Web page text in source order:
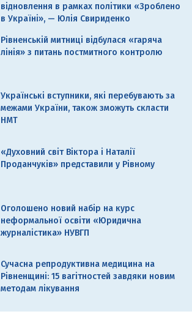
відновлення в рамках політики «Зроблено
в Україні», — Юлія Свириденко
Рівненській митниці відбулася «гаряча
лінія» з питань постмитного контролю
Українські вступники, які перебувають за
межами України, також зможуть скласти
НМТ
«Духовний світ Віктора і Наталії
Проданчуків» представили у Рівному
Оголошено новий набір на курс
неформальної освіти «Юридична
журналістика» НУВГП
Сучасна репродуктивна медицина на
Рівненщині: 15 вагітностей завдяки новим
методам лікування